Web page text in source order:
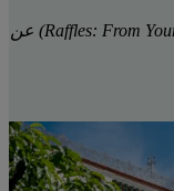
يصدر كتاب رافلز: بعيون كبير الخدم (Raffles: From Your Butler) عن